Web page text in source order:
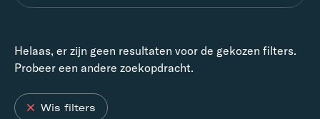
Helaas, er zijn geen resultaten voor de gekozen filters.
Probeer een andere zoekopdracht.
Wis filters